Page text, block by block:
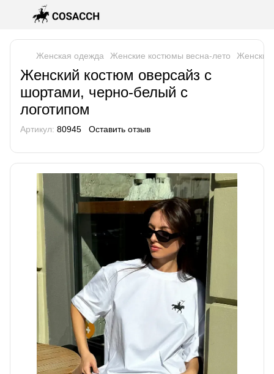
Женская одежда Женские костюмы весна-лето Женские
Женский костюм оверсайз с
шортами, черно-белый с
логотипом
Артикул: 80945 Оставить отзыв